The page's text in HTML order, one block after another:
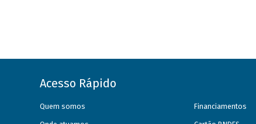
Acesso Rápido
Quem somos Financiamentos